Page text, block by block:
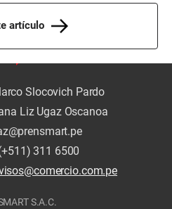
artículo
Slocovich Pardo
Liz Ugaz Oscanoa
311 6500
S.A.C.